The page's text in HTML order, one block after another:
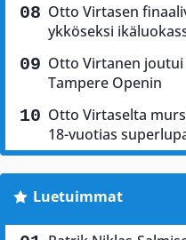
Otto Virtasen
ykköseksi
Otto Virtanen joutui
Tampere Openin
Otto Virtaselta
18-vuotias
Luetuimmat